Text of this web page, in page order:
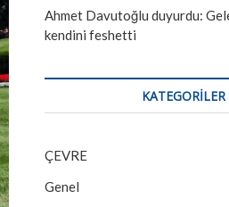
Ahmet Davutoğlu duyurdu:
kendini feshetti
KATEGORILER
ÇEVRE
Genel